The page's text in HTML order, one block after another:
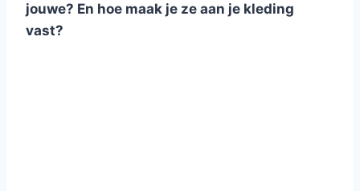
jouwe? En hoe maak je ze aan je kleding
vast?